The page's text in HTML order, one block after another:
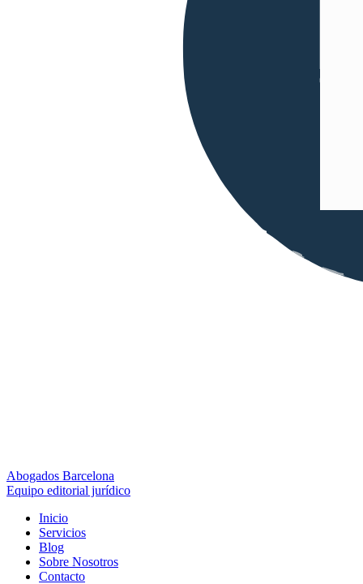
Abogados Barcelona
Equipo editorial jurídico
Inicio
Servicios
Blog
Sobre Nosotros
Contacto